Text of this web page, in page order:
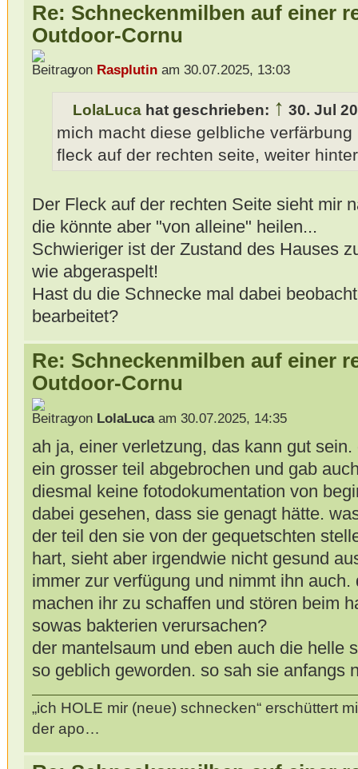
Re: Schneckenmilben auf einer
Outdoor-Cornu
von Rasplutinam 30.07.2025, 13:03
LolaLucahat geschrieben: ↑ 30. Jul
mich macht diese gelbliche
fleck auf der rechten seite, weiter
Der Fleck auf der rechten Seite sieht mir
die könnte aber "von alleine" heilen...
Schwieriger ist der Zustand des Hauses
wie abgeraspelt!
Hast du die Schnecke mal dabei
bearbeitet?
Re: Schneckenmilben auf einer
Outdoor-Cornu
von LolaLucaam 30.07.2025, 14:35
ah ja, einer verletzung, das kann gut
ein grosser teil abgebrochen und gab
diesmal keine fotodokumentation von
dabei gesehen, dass sie genagt hätte.
der teil den sie von der gequetschten
hart, sieht aber irgendwie nicht gesund
immer zur verfügung und nimmt ihn
machen ihr zu schaffen und stören beim
sowas bakterien verursachen?
der mantelsaum und eben auch die helle
so geblich geworden. so sah sie anfangs
„ich HOLE mir (neue) schnecken“ erschüttert
der apo…